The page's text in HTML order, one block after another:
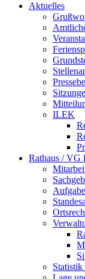
Aktuelles
ILEK
Rathaus / VG